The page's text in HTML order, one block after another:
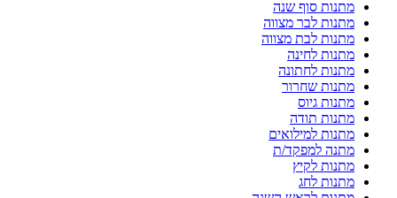
מתנות סוף שנה
מתנות לבר מצווה
מתנות לבת מצווה
מתנות לחינה
מתנות לחתונה
מתנות שחרור
מתנות גיוס
מתנות תודה
מתנות למילואים
מתנה למפקד/ת
מתנות לקיץ
מתנות לחג